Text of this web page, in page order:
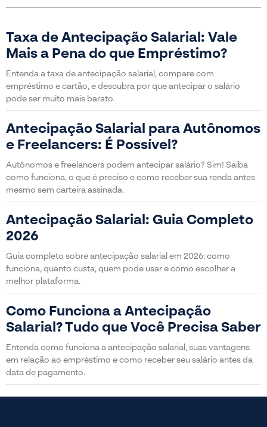
Taxa de Antecipação Salarial: Vale
Mais a Pena do que Empréstimo?
Entenda a taxa de antecipação salarial, compare com
empréstimo e cartão, e descubra por que antecipar o salário
pode ser muito mais barato.
Antecipação Salarial para Autônomos
e Freelancers: É Possível?
Autônomos e freelancers podem antecipar salário? Sim! Saiba
como funciona, o que é preciso e como receber sua renda antes
mesmo sem carteira assinada.
Antecipação Salarial: Guia Completo
2026
Guia completo sobre antecipação salarial em 2026: como
funciona, quanto custa, quem pode usar e como escolher a
melhor plataforma.
Como Funciona a Antecipação
Salarial? Tudo que Você Precisa Saber
Entenda como funciona a antecipação salarial, suas vantagens
em relação ao empréstimo e como receber seu salário antes da
data de pagamento.